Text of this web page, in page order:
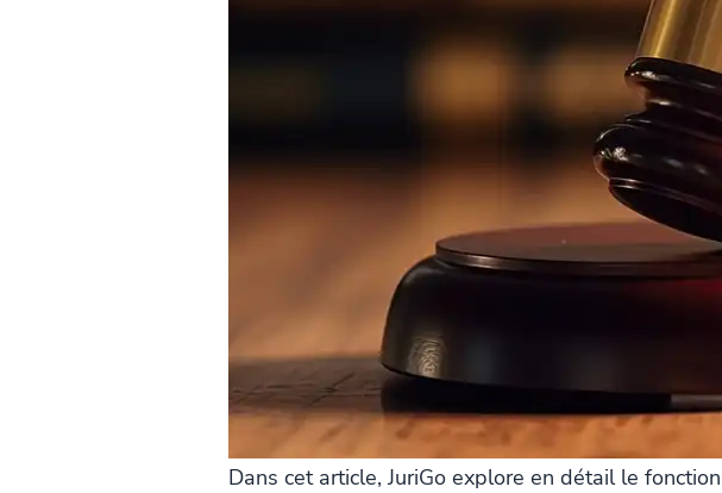
Dans cet article, JuriGo explore en détail le